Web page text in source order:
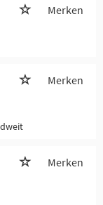
Merken
Merken
Merken